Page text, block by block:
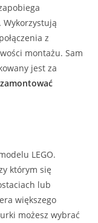
z
montażu. Sam
jest za
LEGO.
którym się
lub
większego
możesz wybrać